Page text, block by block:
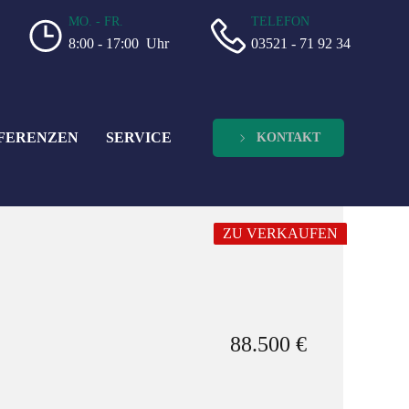
MO. - FR.
8:00 - 17:00 Uhr
TELEFON
03521 - 71 92 34
SERVICE KONTAKT
ZU VERKAUFEN
88.500 €